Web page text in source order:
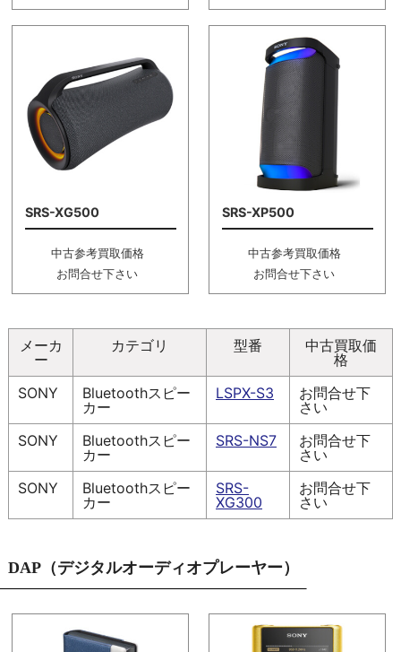
SRS-XG500
中古参考買取価格
お問合せ下さい
SRS-XP500
中古参考買取価格
お問合せ下さい
メーカ
ー
カテゴリ 型番
中古買取価
格
SONY
Bluetoothスピー
カー
LSPX-S3
お問合せ下
さい
SONY
Bluetoothスピー
カー
SRS-NS7
お問合せ下
さい
SONY
Bluetoothスピー
カー
SRS-
XG300
お問合せ下
さい
DAP（デジタルオーディオプレーヤー）